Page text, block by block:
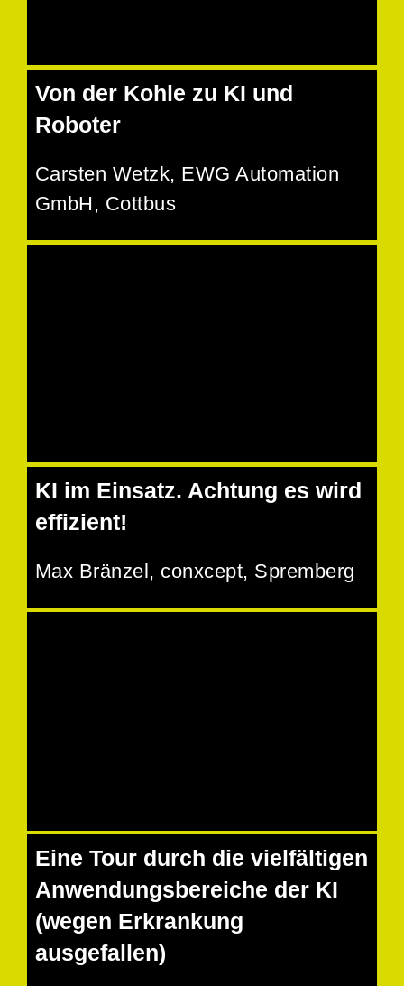
Von der Kohle zu KI und
Roboter
Carsten Wetzk, EWG Automation
GmbH, Cottbus
KI im Einsatz. Achtung es wird
effizient!
Max Bränzel, conxcept, Spremberg
Eine Tour durch die vielfältigen
Anwendungsbereiche der KI
(wegen Erkrankung
ausgefallen)